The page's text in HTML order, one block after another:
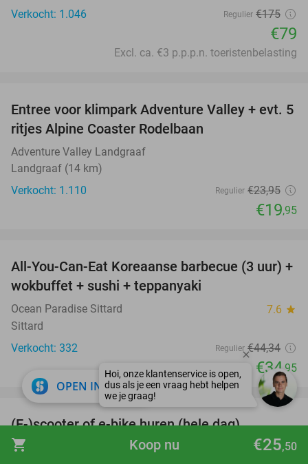
shopping_cart €25,50
Koop nu
Verkocht: 1.046
Regulier €175
€79
Excl. ca. €3 p.p.p.n. toeristenbelasting
17%
Entree voor klimpark Adventure Valley + evt. 5
ritjes Alpine Coaster Rodelbaan
Adventure Valley Landgraaf
Landgraaf (14 km)
Verkocht: 1.110
Regulier €23,95
€19,95
21%
All-You-Can-Eat Koreaanse barbecue (3 uur) +
wokbuffet + sushi + teppanyaki
Ocean Paradise Sittard 7.6 star
Sittard
Verkocht: 332
Regulier €44,34
€34,95
25%
favorite_border
(E-)scooter of e-bike huren (hele dag)
Scooterverhuur Limburg 9.6star
OPEN IN APP close